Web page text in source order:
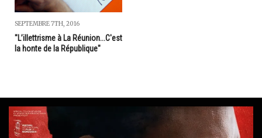
SEPTEMBRE 7TH, 2016
"L’illettrisme à La Réunion...C'est
la honte de la République"